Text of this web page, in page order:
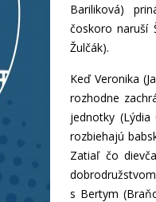
Bariliková)
čoskoro naruší
Žulčák).
Keď Veronika
rozhodne
jednotky
rozbiehajú
Zatiaľ čo
s Bertym